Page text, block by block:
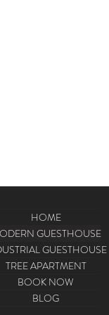
HOME
GUESTHOUSE
GUESTHOUSE
TREE APARTMENT
BOOK NOW
BLOG